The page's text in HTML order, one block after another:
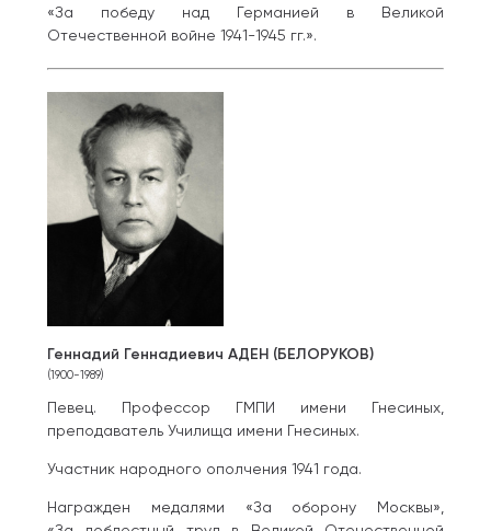
«За победу над Германией в Великой
Отечественной войне 1941-1945 гг.».
Геннадий Геннадиевич АДЕН (БЕЛОРУКОВ)
(1900-1989)
Певец. Профессор ГМПИ имени Гнесиных,
преподаватель Училища имени Гнесиных.
Участник народного ополчения 1941 года.
Награжден медалями «За оборону Москвы»,